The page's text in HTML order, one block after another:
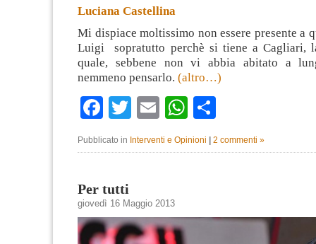
Luciana Castellina
Mi dispiace moltissimo non essere presente a
Luigi sopratutto perchè si tiene a Cagliari,
quale, sebbene non vi abbia abitato a
nemmeno pensarlo. (altro…)
Facebook
TwitterEmailWhatsApp
Pubblicato in Interventi e Opinioni 2 commenti »
Per tutti
giovedì 16 Maggio 2013